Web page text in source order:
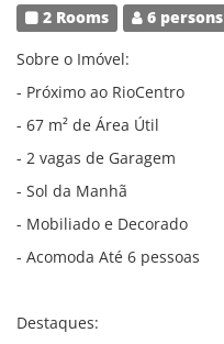
2 Rooms 6 persons
Sobre o Imóvel:
- Próximo ao RioCentro
- 67 m² de Área Útil
- 2 vagas de Garagem
- Sol da Manhã
- Mobiliado e Decorado
- Acomoda Até 6 pessoas
Destaques: